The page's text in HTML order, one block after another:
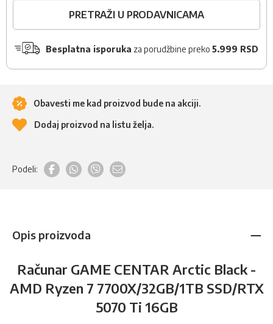
PRETRAŽI U PRODAVNICAMA
Besplatna isporuka za porudžbine preko 5.999 RSD
Obavesti me kad proizvod bude na akciji.
Dodaj proizvod na listu želja.
Podeli:
Opis proizvoda
Računar GAME CENTAR Arctic Black -
AMD Ryzen 7 7700X/32GB/1TB SSD/RTX
5070 Ti 16GB